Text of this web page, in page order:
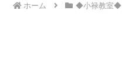
ホーム ◆小禄教室◆